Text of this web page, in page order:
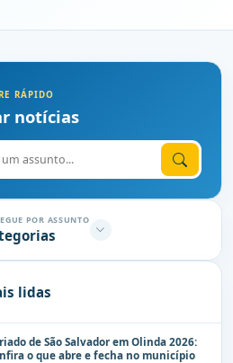
RÁPIDO
notícias
assunto
POR ASSUNTO
lidas
de São Salvador em Olinda 2026:
o que abre e fecha no município